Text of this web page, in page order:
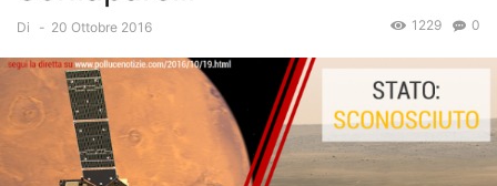
Di - 20 Ottobre 2016 0
1229